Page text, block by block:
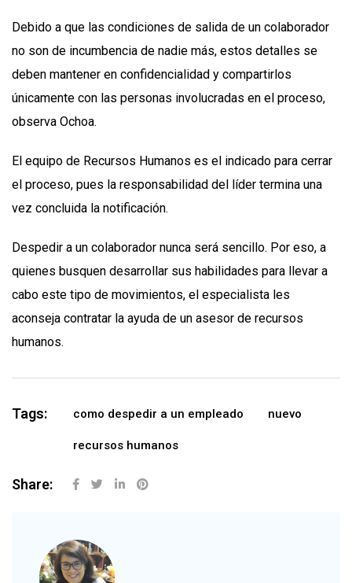
Debido a que las condiciones de salida de un colaborador
no son de incumbencia de nadie más, estos detalles se
deben mantener en confidencialidad y compartirlos
únicamente con las personas involucradas en el proceso,
observa Ochoa.
El equipo de Recursos Humanos es el indicado para cerrar
el proceso, pues la responsabilidad del líder termina una
vez concluida la notificación.
Despedir a un colaborador nunca será sencillo. Por eso, a
quienes busquen desarrollar sus habilidades para llevar a
cabo este tipo de movimientos, el especialista les
aconseja contratar la ayuda de un asesor de recursos
humanos.
Tags: como despedir a un empleado nuevo
recursos humanos
Share: